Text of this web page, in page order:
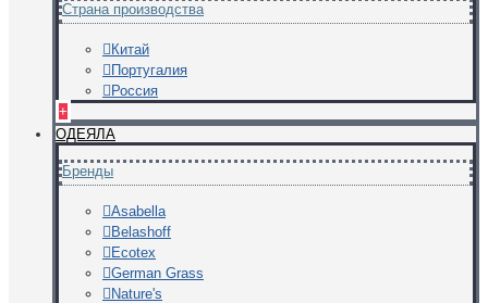
Страна производства
Китай
Португалия
Россия
+
ОДЕЯЛА
Бренды
Asabella
Belashoff
Ecotex
German Grass
Nature's